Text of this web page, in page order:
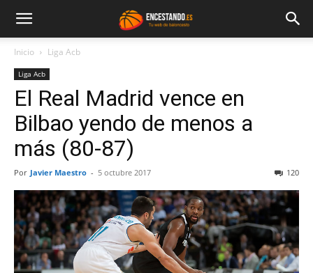
Inicio Liga Acb
Liga Acb
El Real Madrid vence en
Bilbao yendo de menos a
más (80-87)
Por Javier Maestro - 5 octubre 2017 120